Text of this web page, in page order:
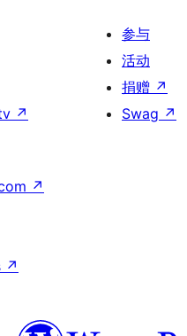
↗
参与
活动
捐赠 ↗
Swag ↗
↗
↗